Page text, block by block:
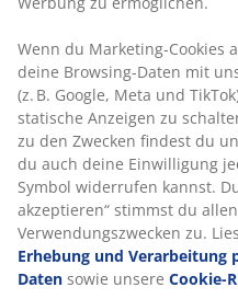
Wenn du Marketing-Cookies
deine Browsing-Daten mit
(z. B. Google, Meta und
statische Anzeigen zu
zu den Zwecken findest du
du auch deine Einwilligung
Symbol widerrufen kannst.
akzeptieren“ stimmst du
Verwendungszwecken zu.
Erhebung und Verarbeitung
Daten sowie unsere Cookie-